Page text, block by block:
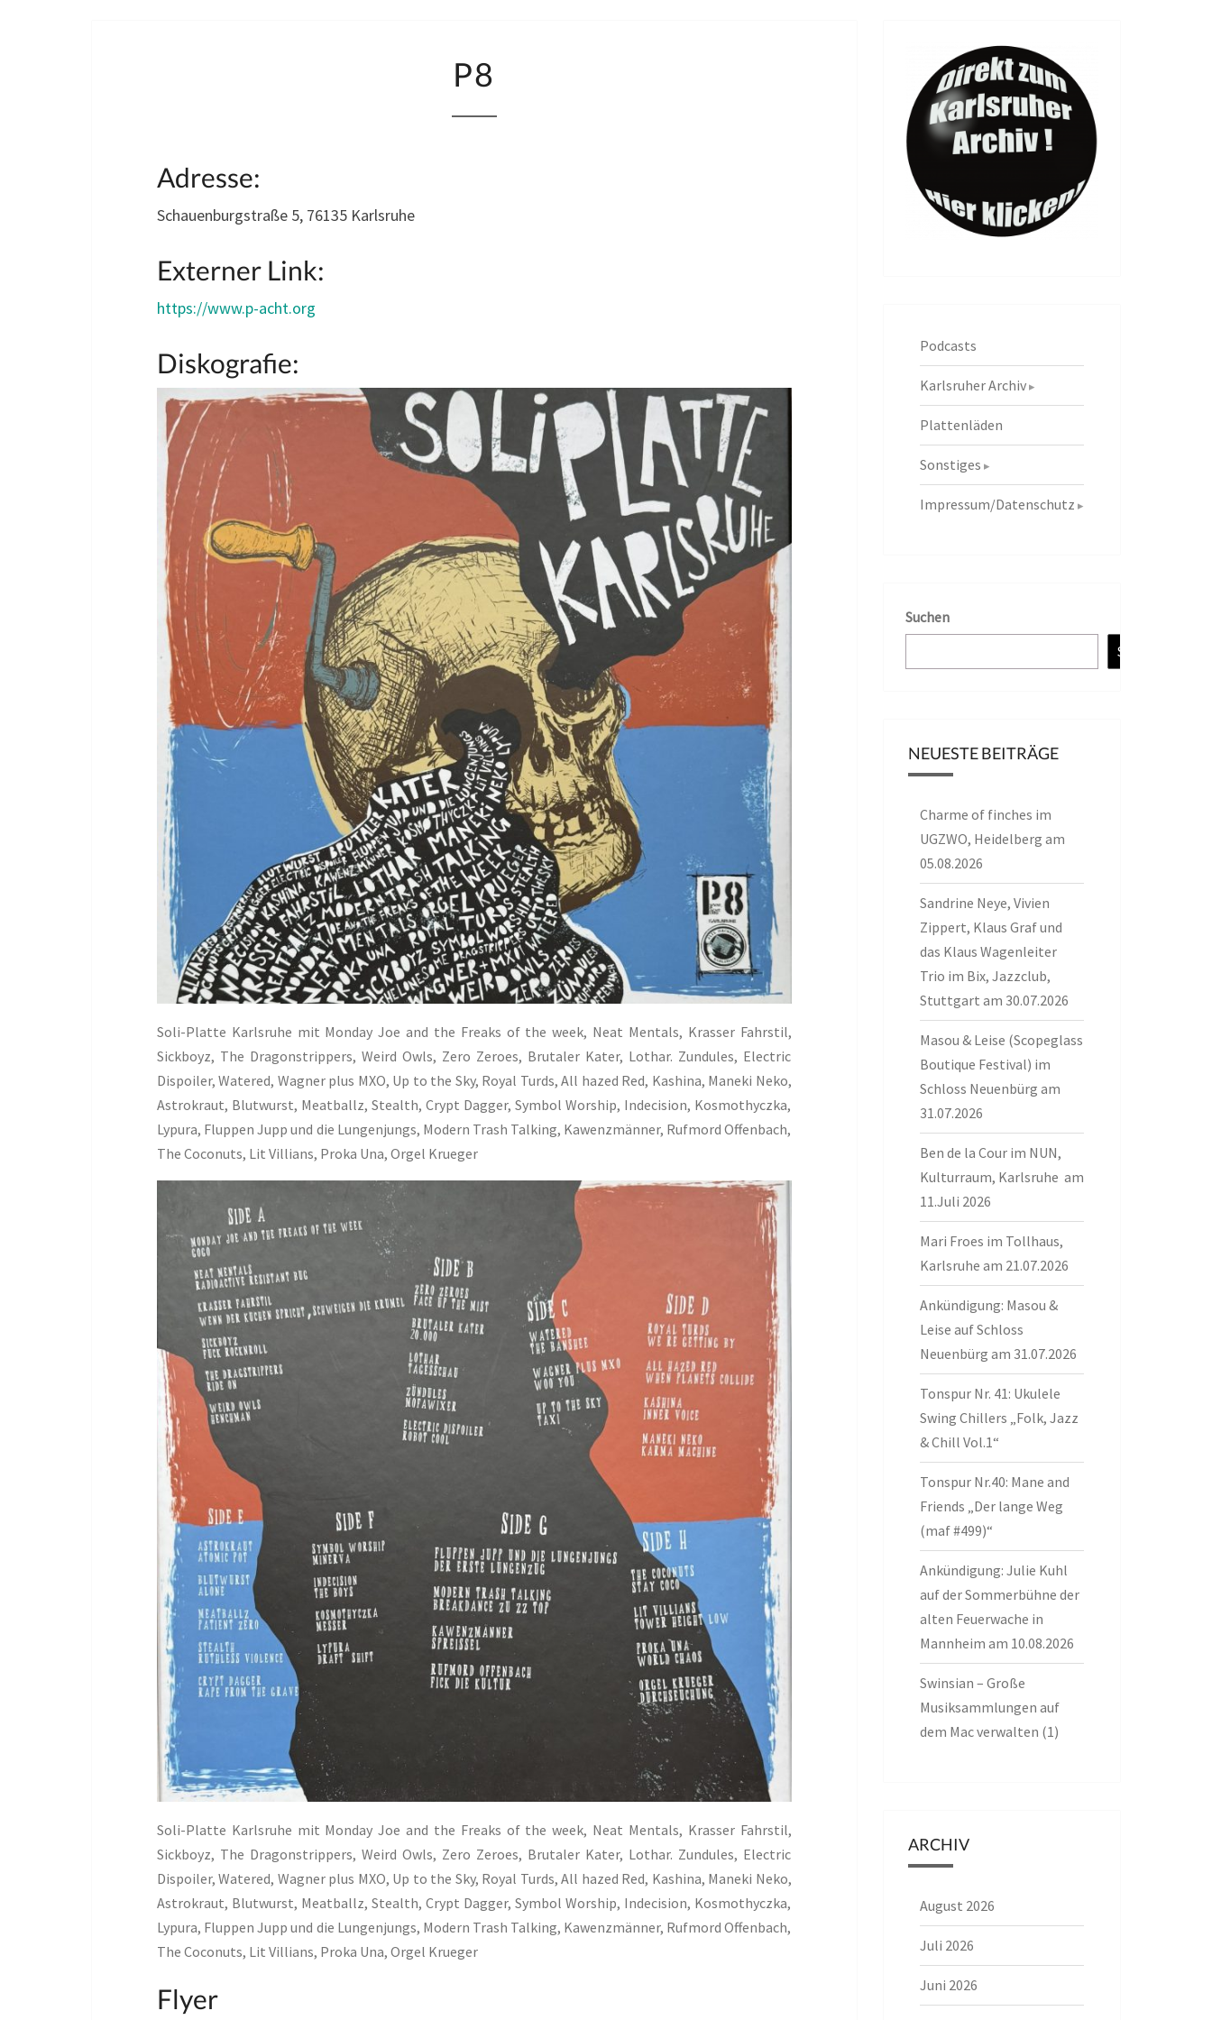
P8
Adresse:
Schauenburgstraße 5, 76135 Karlsruhe
Externer Link:
https://www.p-acht.org
Diskografie:
Soli-Platte Karlsruhe mit Monday Joe and the Freaks of the week, Neat Mentals, Krasser Fahrstil,
Sickboyz, The Dragonstrippers, Weird Owls, Zero Zeroes, Brutaler Kater, Lothar. Zundules, Electric
Dispoiler, Watered, Wagner plus MXO, Up to the Sky, Royal Turds, All hazed Red, Kashina, Maneki Neko,
Astrokraut, Blutwurst, Meatballz, Stealth, Crypt Dagger, Symbol Worship, Indecision, Kosmothyczka,
Lypura, Fluppen Jupp und die Lungenjungs, Modern Trash Talking, Kawenzmänner, Rufmord Offenbach,
The Coconuts, Lit Villians, Proka Una, Orgel Krueger
Soli-Platte Karlsruhe mit Monday Joe and the Freaks of the week, Neat Mentals, Krasser Fahrstil,
Sickboyz, The Dragonstrippers, Weird Owls, Zero Zeroes, Brutaler Kater, Lothar. Zundules, Electric
Dispoiler, Watered, Wagner plus MXO, Up to the Sky, Royal Turds, All hazed Red, Kashina, Maneki Neko,
Astrokraut, Blutwurst, Meatballz, Stealth, Crypt Dagger, Symbol Worship, Indecision, Kosmothyczka,
Lypura, Fluppen Jupp und die Lungenjungs, Modern Trash Talking, Kawenzmänner, Rufmord Offenbach,
The Coconuts, Lit Villians, Proka Una, Orgel Krueger
Flyer
Podcasts
Karlsruher Archiv
Plattenläden
Sonstiges
Impressum/Datenschutz
Suchen
Suchen
NEUESTE BEITRÄGE
Charme of finches im
UGZWO, Heidelberg am
05.08.2026
Sandrine Neye, Vivien
Zippert, Klaus Graf und
das Klaus Wagenleiter
Trio im Bix, Jazzclub,
Stuttgart am 30.07.2026
Masou & Leise (Scopeglass
Boutique Festival) im
Schloss Neuenbürg am
31.07.2026
Ben de la Cour im NUN,
Kulturraum, Karlsruhe am
11.Juli 2026
Mari Froes im Tollhaus,
Karlsruhe am 21.07.2026
Ankündigung: Masou &
Leise auf Schloss
Neuenbürg am 31.07.2026
Tonspur Nr. 41: Ukulele
Swing Chillers „Folk, Jazz
& Chill Vol.1“
Tonspur Nr.40: Mane and
Friends „Der lange Weg
(maf #499)“
Ankündigung: Julie Kuhl
auf der Sommerbühne der
alten Feuerwache in
Mannheim am 10.08.2026
Swinsian – Große
Musiksammlungen auf
dem Mac verwalten (1)
ARCHIV
August 2026
Juli 2026
Juni 2026